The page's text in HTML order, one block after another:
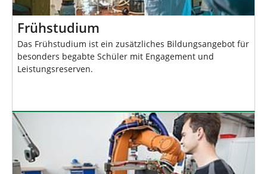
Frühstudium
Das Frühstudium ist ein zusätzliches Bildungsangebot für
besonders begabte Schüler mit Engagement und
Leistungsreserven.